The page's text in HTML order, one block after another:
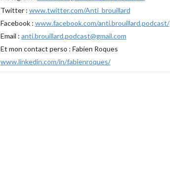
Twitter : www.twitter.com/Anti_brouillard
Facebook : www.facebook.com/anti.brouillard.podcast/
Email : anti.brouillard.podcast@gmail.com
Et mon contact perso : Fabien Roques
www.linkedin.com/in/fabienroques/